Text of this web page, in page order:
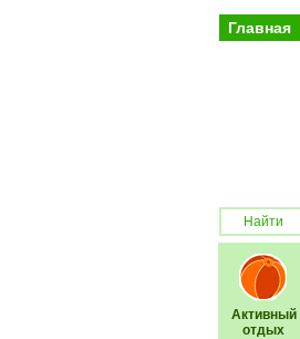
Главная
Активный
отдых